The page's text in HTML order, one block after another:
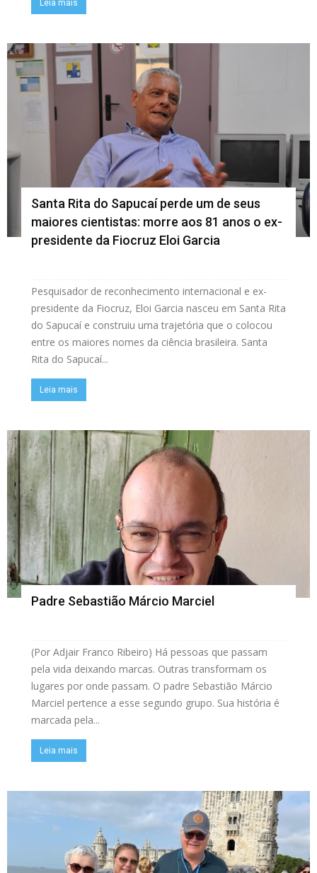
Leia mais
Santa Rita do Sapucaí perde um de seus
maiores cientistas: morre aos 81 anos o ex-
presidente da Fiocruz Eloi Garcia
Pesquisador de reconhecimento internacional e ex-
presidente da Fiocruz, Eloi Garcia nasceu em Santa Rita
do Sapucaí e construiu uma trajetória que o colocou
entre os maiores nomes da ciência brasileira. Santa
Rita do Sapucaí...
Leia mais
Padre Sebastião Márcio Marciel
(Por Adjair Franco Ribeiro) Há pessoas que passam
pela vida deixando marcas. Outras transformam os
lugares por onde passam. O padre Sebastião Márcio
Marciel pertence a esse segundo grupo. Sua história é
marcada pela...
Leia mais